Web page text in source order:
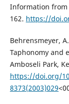
Information from
162. https://
Behrensmeyer,
Taphonomy and
Amboseli Park,
https://doi.org/
8373(2003)029